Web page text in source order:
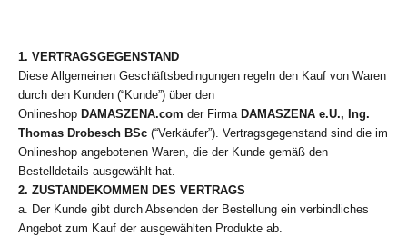
1. VERTRAGSGEGENSTAND
Diese Allgemeinen Geschäftsbedingungen regeln den Kauf von Waren
durch den Kunden (“Kunde”) über den
Onlineshop DAMASZENA.com der Firma DAMASZENA e.U., Ing.
Thomas Drobesch BSc (“Verkäufer”). Vertragsgegenstand sind die im
Onlineshop angebotenen Waren, die der Kunde gemäß den
Bestelldetails ausgewählt hat.
2. ZUSTANDEKOMMEN DES VERTRAGS
a. Der Kunde gibt durch Absenden der Bestellung ein verbindliches
Angebot zum Kauf der ausgewählten Produkte ab.